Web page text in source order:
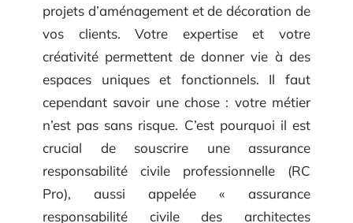
projets d’aménagement et de décoration de
vos clients. Votre expertise et votre
créativité permettent de donner vie à des
espaces uniques et fonctionnels. Il faut
cependant savoir une chose : votre métier
n’est pas sans risque. C’est pourquoi il est
crucial de souscrire une assurance
responsabilité civile professionnelle (RC
Pro), aussi appelée « assurance
responsabilité civile des architectes